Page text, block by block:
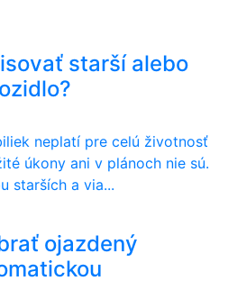
starší alebo
neplatí pre celú životnosť
úkony ani v plánoch nie sú.
starších a via...
ojazdený